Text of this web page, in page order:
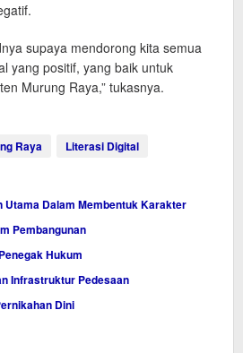
supaya mendorong kita semua
yang positif, yang baik untuk
Murung Raya,” tukasnya.
Raya Literasi Digital
Utama Dalam Membentuk Karakter
Pembangunan
Hukum
Infrastruktur Pedesaan
Dini